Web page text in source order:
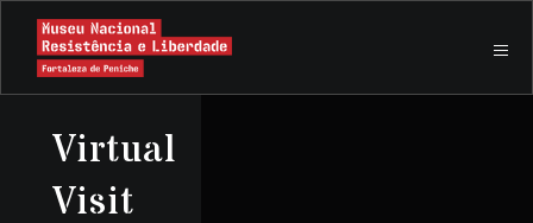
Virtual
Visit